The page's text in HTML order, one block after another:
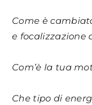
Come è
e focalizzazione
Com’è la tua
Che tipo di